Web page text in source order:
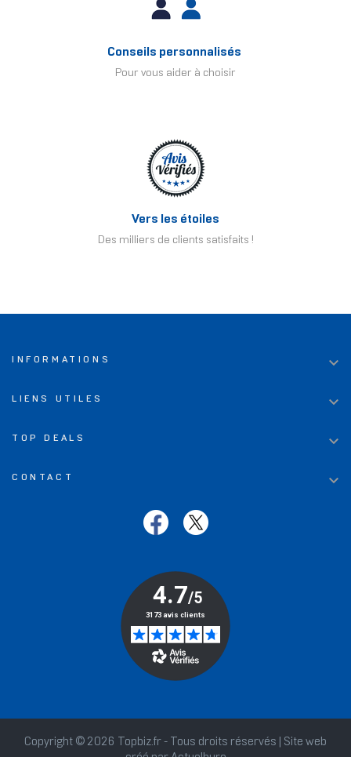
Conseils personnalisés
Pour vous aider à choisir
Vers les étoiles
Des milliers de clients satisfaits !
INFORMATIONS 
LIENS UTILES 
TOP DEALS 
CONTACT 
Copyright © 2026 Topbiz.fr - Tous droits réservés | Site web